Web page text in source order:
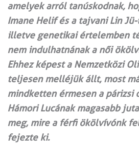
amelyek arról tanúskodnak,
Imane Helif és a tajvani Lin
illetve genetikai értelemben
nem indulhatnának a női
Ehhez képest a Nemzetközi
teljesen melléjük állt, most
mindketten érmesen a párizsi
Hámori Lucának magasabb
meg, mire a férfi ökölvívónk
fejezte ki.